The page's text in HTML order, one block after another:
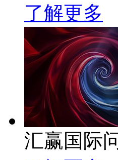
了解更多
汇赢国际